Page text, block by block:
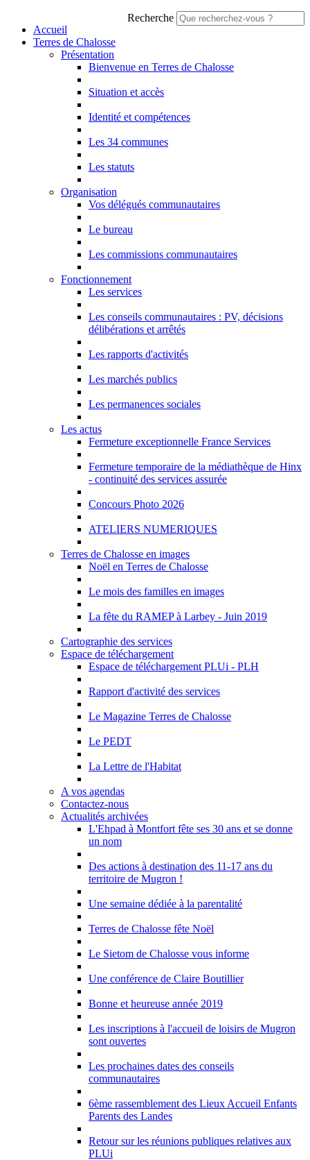
Recherche
Accueil
Terres de Chalosse
Présentation
Bienvenue en Terres de Chalosse
Situation et accès
Identité et compétences
Les 34 communes
Les statuts
Organisation
Vos délégués communautaires
Le bureau
Les commissions communautaires
Fonctionnement
Les services
Les conseils communautaires : PV, décisions
délibérations et arrêtés
Les rapports d'activités
Les marchés publics
Les permanences sociales
Les actus
Fermeture exceptionnelle France Services
Fermeture temporaire de la médiathèque de Hinx
- continuité des services assurée
Concours Photo 2026
ATELIERS NUMERIQUES
Terres de Chalosse en images
Noël en Terres de Chalosse
Le mois des familles en images
La fête du RAMEP à Larbey - Juin 2019
Cartographie des services
Espace de téléchargement
Espace de téléchargement PLUi - PLH
Rapport d'activité des services
Le Magazine Terres de Chalosse
Le PEDT
La Lettre de l'Habitat
A vos agendas
Contactez-nous
Actualités archivées
L'Ehpad à Montfort fête ses 30 ans et se donne
un nom
Des actions à destination des 11-17 ans du
territoire de Mugron !
Une semaine dédiée à la parentalité
Terres de Chalosse fête Noël
Le Sietom de Chalosse vous informe
Une conférence de Claire Boutillier
Bonne et heureuse année 2019
Les inscriptions à l'accueil de loisirs de Mugron
sont ouvertes
Les prochaines dates des conseils
communautaires
6ème rassemblement des Lieux Accueil Enfants
Parents des Landes
Retour sur les réunions publiques relatives aux
PLUi